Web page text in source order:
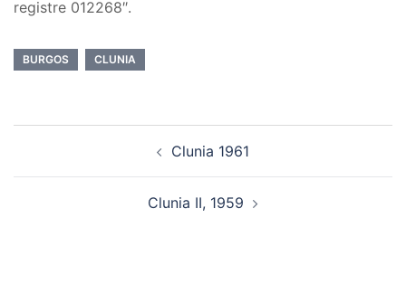
registre 012268″.
BURGOS CLUNIA
Clunia 1961
Clunia II, 1959